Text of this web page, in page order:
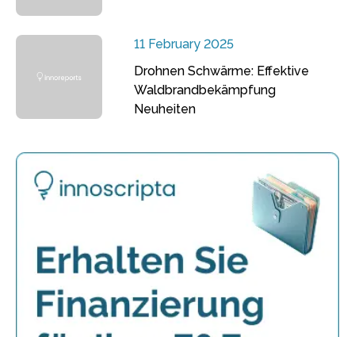
11 February 2025
Drohnen Schwärme: Effektive
Waldbrandbekämpfung
Neuheiten